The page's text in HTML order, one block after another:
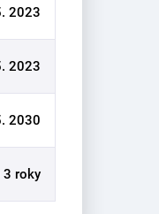
2023
2023
2030
3 roky